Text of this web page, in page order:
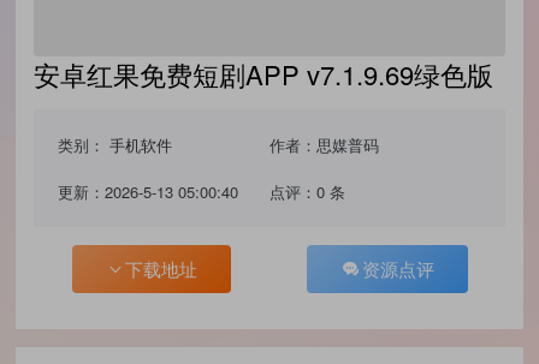
安卓红果免费短剧APP v7.1.9.69绿色版
类别：手机软件 作者：思媒普码
更新：2026-5-13 05:00:40 点评：0 条
下载地址 资源点评